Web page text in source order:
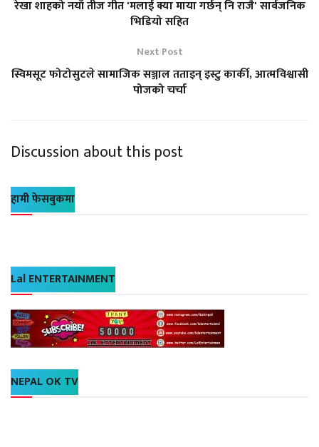
रेखा शाहको नयाँ तीज गीत 'मलाई क्या माया गर्छन् नि राजै' सार्वजनिक
भिडियो सहित
Next Post
स्विमसूट फोटोसुटले सामाजिक सञ्जाल तताइन् इस्टु कार्की, आत्मविश्वासी
पोजको चर्चा
Discussion about this post
हामी फेसबुकमा
Lal ENTERTAINMENT
NEPAL OK TV